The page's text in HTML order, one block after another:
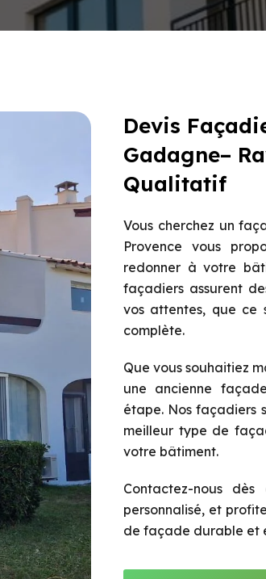
Devis
Gadagne–
Qualitatif
Vous cherchez un
Provence vous
redonner à votre
façadiers assurent
vos attentes, que ce
complète.
Que vous souhaitiez
une ancienne
étape. Nos façadiers
meilleur type de
votre bâtiment.
Contactez-nous
personnalisé, et
de façade durable et